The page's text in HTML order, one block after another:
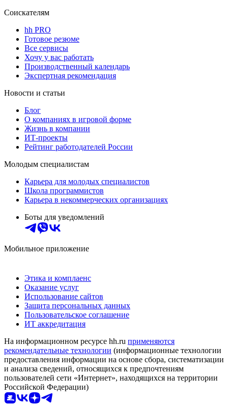
Соискателям
hh PRO
Готовое резюме
Все сервисы
Хочу у вас работать
Производственный календарь
Экспертная рекомендация
Новости и статьи
Блог
О компаниях в игровой форме
Жизнь в компании
ИТ-проекты
Рейтинг работодателей России
Молодым специалистам
Карьера для молодых специалистов
Школа программистов
Карьера в некоммерческих организациях
Боты для уведомлений
Мобильное приложение
Этика и комплаенс
Оказание услуг
Использование сайтов
Защита персональных данных
Пользовательское соглашение
ИТ аккредитация
На информационном ресурсе hh.ru применяются
рекомендательные технологии (информационные технологии
предоставления информации на основе сбора, систематизации
и анализа сведений, относящихся к предпочтениям
пользователей сети «Интернет», находящихся на территории
Российской Федерации)